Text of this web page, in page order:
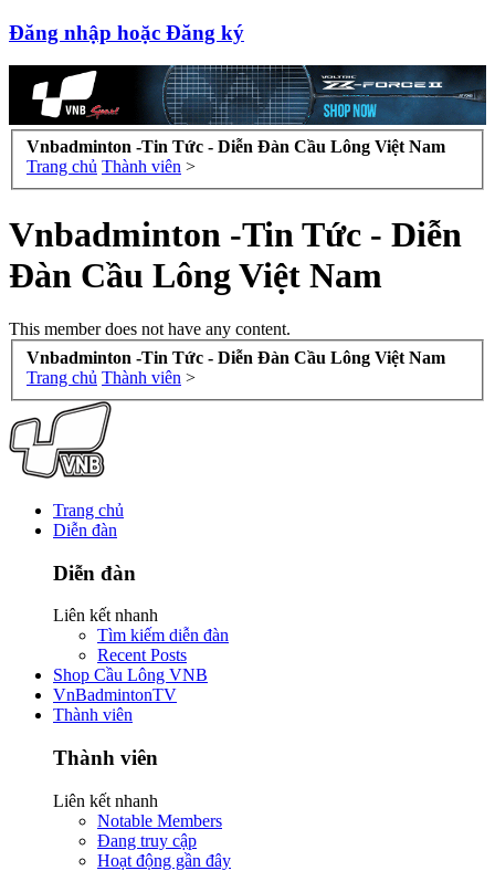
Đăng nhập hoặc Đăng ký
Vnbadminton -Tin Tức - Diễn Đàn Cầu Lông Việt Nam
Trang chủ Thành viên >
Vnbadminton -Tin Tức - Diễn
Đàn Cầu Lông Việt Nam
This member does not have any content.
Vnbadminton -Tin Tức - Diễn Đàn Cầu Lông Việt Nam
Trang chủ Thành viên >
Trang chủ
Diễn đàn
Diễn đàn
Liên kết nhanh
Tìm kiếm diễn đàn
Recent Posts
Shop Cầu Lông VNB
VnBadmintonTV
Thành viên
Thành viên
Liên kết nhanh
Notable Members
Đang truy cập
Hoạt động gần đây